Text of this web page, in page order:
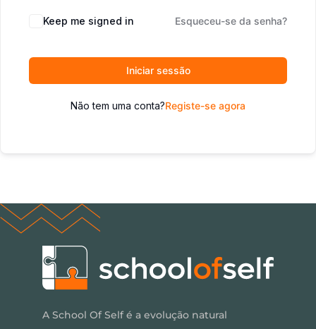
Keep me signed in Esqueceu-se da senha?
Iniciar sessão
Não tem uma conta?Registe-se agora
A School Of Self é a evolução natural